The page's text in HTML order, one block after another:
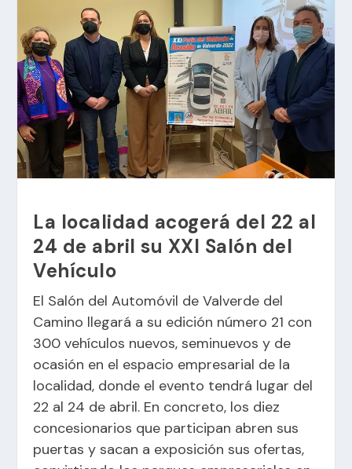
La localidad acogerá del 22 al
24 de abril su XXI Salón del
Vehículo
El Salón del Automóvil de Valverde del
Camino llegará a su edición número 21 con
300 vehículos nuevos, seminuevos y de
ocasión en el espacio empresarial de la
localidad, donde el evento tendrá lugar del
22 al 24 de abril. En concreto, los diez
concesionarios que participan abren sus
puertas y sacan a exposición sus ofertas,